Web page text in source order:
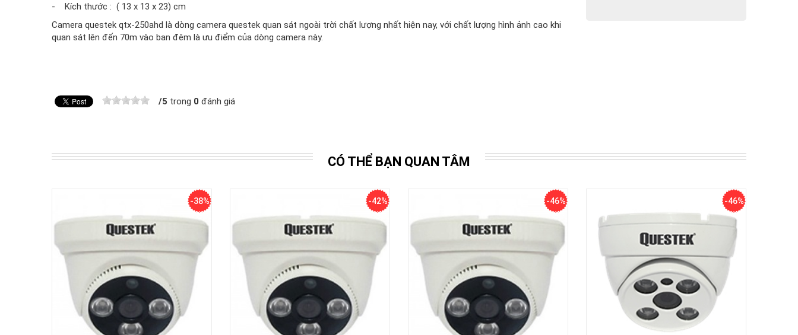
- Kích thước : ( 13 x 13 x 23) cm
Camera questek qtx-250ahd là dòng camera questek quan sát ngoài trời chất lượng nhất hiện nay, với chất lượng hình ảnh cao khi
quan sát lên đến 70m vào ban đêm là ưu điểm của dòng camera này.
/5 trong 0 đánh giá
CÓ THỂ BẠN QUAN TÂM
-38% -42% -46% -46%